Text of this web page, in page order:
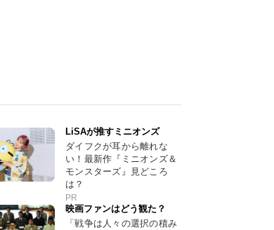
LiSAが推すミニオンズ
ダイフクが耳から離れな
い！最新作『ミニオンズ＆
モンスターズ』見どころ
は？
PR
映画ファンはどう観た？
「戦争は人々の選択の積み